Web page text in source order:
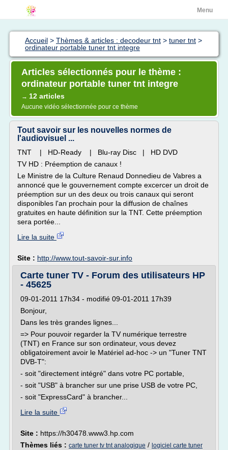
Menu
Accueil > Thèmes & articles : decodeur tnt > tuner tnt >
ordinateur portable tuner tnt integre
Articles sélectionnés pour le thème :
ordinateur portable tuner tnt integre
→ 12 articles
Aucune vidéo sélectionnée pour ce thème
Tout savoir sur les nouvelles normes de
l'audiovisuel ...
TNT | HD-Ready | Blu-ray Disc | HD DVD
TV HD : Préemption de canaux !
Le Ministre de la Culture Renaud Donnedieu de Vabres a
annoncé que le gouvernement compte excercer un droit de
préemption sur un des deux ou trois canaux qui seront
disponibles l'an prochain pour la diffusion de chaînes
gratuites en haute définition sur la TNT. Cette préemption
sera portée...
Lire la suite
Site : http://www.tout-savoir-sur.info
Carte tuner TV - Forum des utilisateurs HP
- 45625
09-01-2011 17h34 - modifié 09-01-2011 17h39
Bonjour,
Dans les très grandes lignes...
=> Pour pouvoir regarder la TV numérique terrestre
(TNT) en France sur son ordinateur, vous devez
obligatoirement avoir le Matériel ad-hoc -> un "Tuner TNT
DVB-T":
- soit "directement intégré" dans votre PC portable,
- soit "USB" à brancher sur une prise USB de votre PC,
- soit "ExpressCard" à brancher...
Lire la suite
Site : https://h30478.www3.hp.com
Thèmes liés : carte tuner tv tnt analogique / logiciel carte tuner